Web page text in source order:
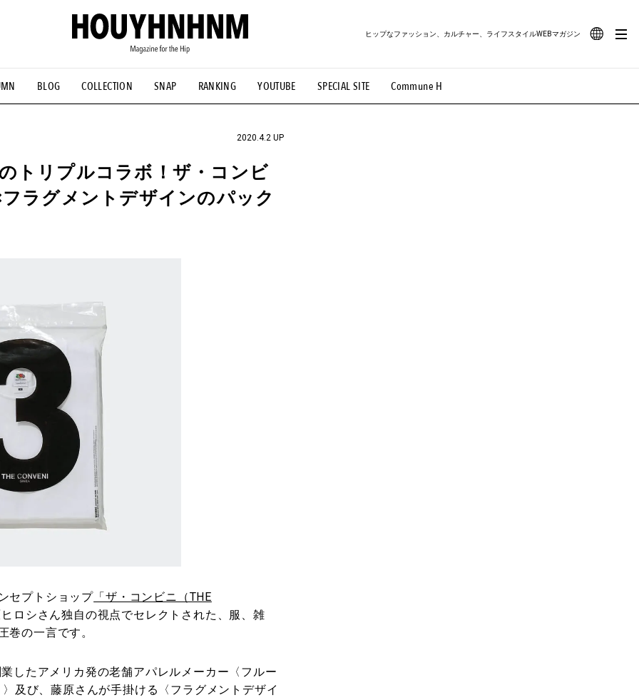
BLOG COLLECTION SNAP RANKING YOUTUBE SPECIAL SITE Commune H
ヒップなファッション、カルチャー、ライフスタイルWEBマガジン
#古着サミット #NEW VINTAGE #マイナーグッド図鑑 #路地裏てぃーん。 #MONTHLY JOURNAL
#FOCUS IT #AH.H #ととけん #FASHION #MUSIC #MOVIE #LIFESTYLE #SNEAKER #OUTDOOR
2020.4.2 UP
トリプルコラボ！ザ・コンビ
ラグメントデザインのパック
セプトショップ 「ザ・コンビニ（THE
ロシさん独自の視点でセレクトされた、服、雑
巻の一言です。
したアメリカ発の老舗アパレルメーカー〈フルー
及び、藤原さんが手掛ける〈フラグメントデザイ